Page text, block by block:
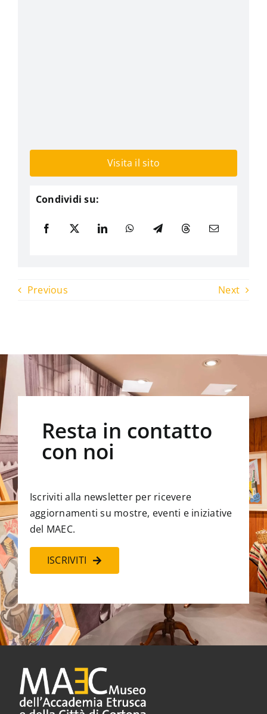
Visita il sito
Condividi su:
Previous Next
Resta in contatto
con noi
Iscriviti alla newsletter per ricevere
aggiornamenti su mostre, eventi e iniziative
del MAEC.
ISCRIVITI